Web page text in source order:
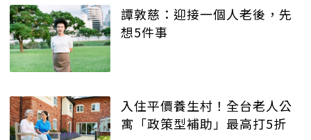
譚敦慈：迎接一個人老後，先
想5件事
入住平價養生村！全台老人公
寓「政策型補助」最高打5折